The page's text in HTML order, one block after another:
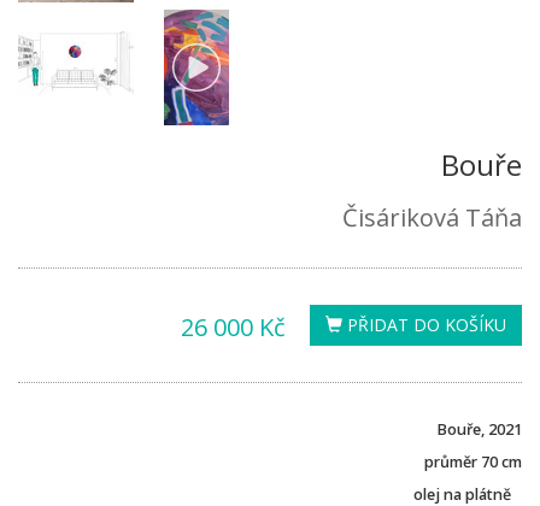
Bouře
Čisáriková Táňa
PŘIDAT DO KOŠÍKU
26 000 Kč
Bouře, 2021
průměr 70 cm
olej na plátně